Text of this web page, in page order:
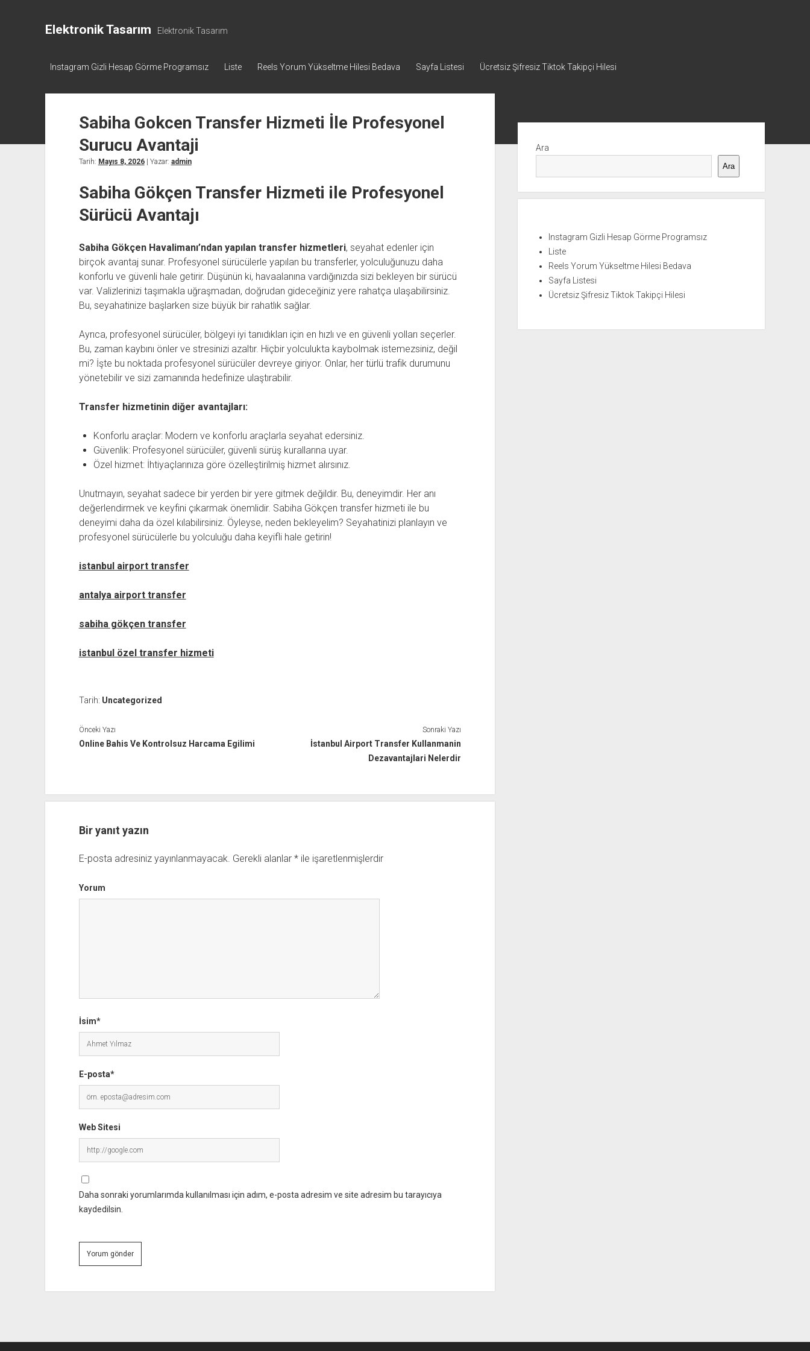
Elektronik Tasarım Elektronik Tasarım
Instagram Gizli Hesap Görme Programsız Liste Reels Yorum Yükseltme Hilesi Bedava Sayfa Listesi Ücretsiz Şifresiz Tiktok Takipçi Hilesi
Sabiha Gokcen Transfer Hizmeti İle Profesyonel
Surucu Avantaji
Tarih: Mayıs 8, 2026| Yazar: admin
Sabiha Gökçen Transfer Hizmeti ile Profesyonel
Sürücü Avantajı
Sabiha Gökçen Havalimanı’ndan yapılan transfer hizmetleri, seyahat edenler için
birçok avantaj sunar. Profesyonel sürücülerle yapılan bu transferler, yolculuğunuzu daha
konforlu ve güvenli hale getirir. Düşünün ki, havaalanına vardığınızda sizi bekleyen bir sürücü
var. Valizlerinizi taşımakla uğraşmadan, doğrudan gideceğiniz yere rahatça ulaşabilirsiniz.
Bu, seyahatinize başlarken size büyük bir rahatlık sağlar.
Ayrıca, profesyonel sürücüler, bölgeyi iyi tanıdıkları için en hızlı ve en güvenli yolları seçerler.
Bu, zaman kaybını önler ve stresinizi azaltır. Hiçbir yolculukta kaybolmak istemezsiniz, değil
mi? İşte bu noktada profesyonel sürücüler devreye giriyor. Onlar, her türlü trafik durumunu
yönetebilir ve sizi zamanında hedefinize ulaştırabilir.
Transfer hizmetinin diğer avantajları:
Konforlu araçlar: Modern ve konforlu araçlarla seyahat edersiniz.
Güvenlik: Profesyonel sürücüler, güvenli sürüş kurallarına uyar.
Özel hizmet: İhtiyaçlarınıza göre özelleştirilmiş hizmet alırsınız.
Unutmayın, seyahat sadece bir yerden bir yere gitmek değildir. Bu, deneyimdir. Her anı
değerlendirmek ve keyfini çıkarmak önemlidir. Sabiha Gökçen transfer hizmeti ile bu
deneyimi daha da özel kılabilirsiniz. Öyleyse, neden bekleyelim? Seyahatinizi planlayın ve
profesyonel sürücülerle bu yolculuğu daha keyifli hale getirin!
istanbul airport transfer
antalya airport transfer
sabiha gökçen transfer
istanbul özel transfer hizmeti
Tarih: Uncategorized
Önceki Yazı
Online Bahis Ve Kontrolsuz Harcama Egilimi
Sonraki Yazı
İstanbul Airport Transfer Kullanmanin
Dezavantajlari Nelerdir
Bir yanıt yazın
E-posta adresiniz yayınlanmayacak. Gerekli alanlar *ile işaretlenmişlerdir
Yorum
İsim*
E-posta*
Web Sitesi
Daha sonraki yorumlarımda kullanılması için adım, e-posta adresim ve site adresim bu tarayıcıya
kaydedilsin.
Menü
Ara
Ara
Instagram Gizli Hesap Görme Programsız
Liste
Reels Yorum Yükseltme Hilesi Bedava
Sayfa Listesi
Ücretsiz Şifresiz Tiktok Takipçi Hilesi